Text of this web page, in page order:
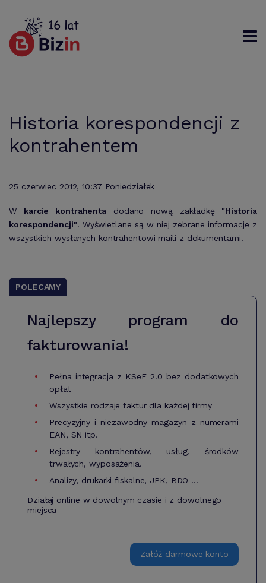
Historia korespondencji z
kontrahentem
25 czerwiec 2012, 10:37 Poniedziałek
W karcie kontrahenta dodano nową zakładkę"Historia
korespondencji". Wyświetlane są w niej zebrane informacje z
wszystkich wysłanych kontrahentowi maili z dokumentami.
POLECAMY
Najlepszy program do
fakturowania!
Pełna integracja z KSeF 2.0 bez dodatkowych
opłat
Wszystkie rodzaje faktur dla każdej firmy
Precyzyjny i niezawodny magazyn z numerami
EAN, SN itp.
Rejestry kontrahentów, usług, środków
trwałych, wyposażenia.
Analizy, drukarki fiskalne, JPK, BDO ...
Działaj online w dowolnym czasie i z dowolnego
miejsca
Załóż darmowe konto